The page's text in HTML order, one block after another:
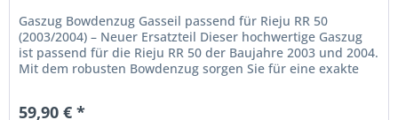
Gaszug Bowdenzug Gasseil passend für Rieju RR 50
(2003/2004) – Neuer Ersatzteil Dieser hochwertige Gaszug
ist passend für die Rieju RR 50 der Baujahre 2003 und 2004.
Mit dem robusten Bowdenzug sorgen Sie für eine exakte
59,90 € *